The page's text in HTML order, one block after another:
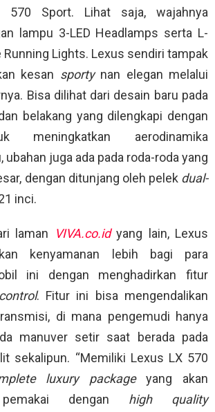
570 Sport. Lihat saja, wajahnya
lampu 3-LED Headlamps serta L-
Running Lights. Lexus sendiri tampak
kesan sportynan elegan melalui
Bisa dilihat dari desain baru pada
belakang yang dilengkapi dengan
aerodinamika
ubahan juga ada pada roda-roda yang
dengan ditunjang oleh pelek dual-
inci.
laman VIVA.co.idyang lain, Lexus
kenyamanan lebih bagi para
ini dengan menghadirkan fitur
. Fitur ini bisa mengendalikan
di mana pengemudi hanya
manuver setir saat berada pada
sekalipun. “Memiliki Lexus LX 570
luxury packageyang akan
pemakai dengan high quality